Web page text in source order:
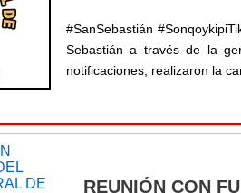
#SanSebastián
Sebastián a través de la
notificaciones, realizaron la
REUNIÓN CON